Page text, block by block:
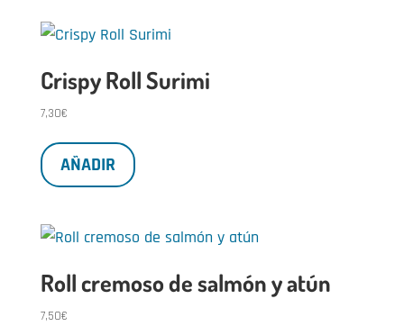
Crispy Roll Surimi
7,30€
AÑADIR
Roll cremoso de salmón y atún
7,50€